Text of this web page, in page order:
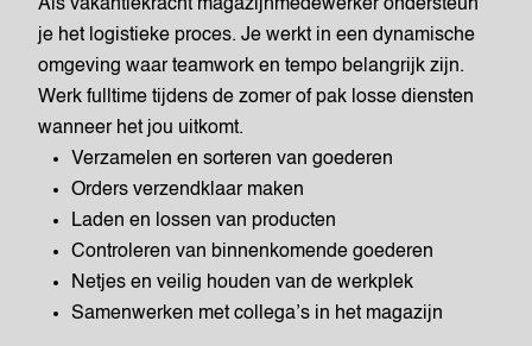
Als vakantiekracht magazijnmedewerker ondersteun
je het logistieke proces. Je werkt in een dynamische
omgeving waar teamwork en tempo belangrijk zijn.
Werk fulltime tijdens de zomer of pak losse diensten
wanneer het jou uitkomt.
Verzamelen en sorteren van goederen
Orders verzendklaar maken
Laden en lossen van producten
Controleren van binnenkomende goederen
Netjes en veilig houden van de werkplek
Samenwerken met collega’s in het magazijn